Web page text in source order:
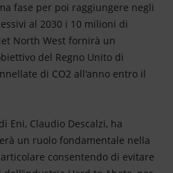
fase per poi raggiungere negli
al 2030 i 10 milioni di
North West fornirà un
del Regno Unito di
di CO2 all'anno entro il
Eni, Claudio Descalzi, ha
un ruolo fondamentale nella
consentendo di evitare